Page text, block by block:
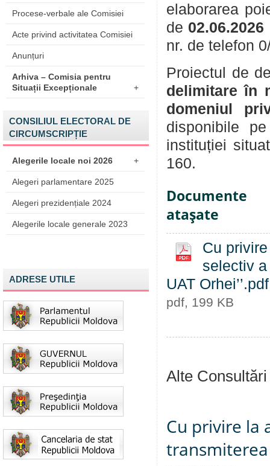
Procese-verbale ale Comisiei
Acte privind activitatea Comisiei
Anunțuri
Arhiva – Comisia pentru
Situații Excepționale
+
CONSILIUL ELECTORAL DE
CIRCUMSCRIPȚIE
Alegerile locale noi 2026 +
Alegeri parlamentare 2025
Alegeri prezidențiale 2024
Alegerile locale generale 2023
ADRESE UTILE
elaborarea
de 02.06.2026
nr. de telefon
Proiectul de
delimitare în
domeniul
disponibile
instituției
160.
Documente
ataşate
Cu
selectiv
UAT Orhei’’.pdf
pdf, 199 KB
Alte
Cu privire la